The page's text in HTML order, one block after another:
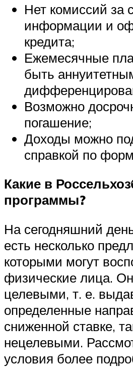
Нет комиссий за
информации и
кредита;
Ежемесячные
быть
Возможно
погашение;
Доходы можно
справкой по
Какие в
программы?
На сегодняшний
есть несколько
которыми могут
физические лица.
целевыми, т. е.
определенные
сниженной ставке,
нецелевыми.
условия более